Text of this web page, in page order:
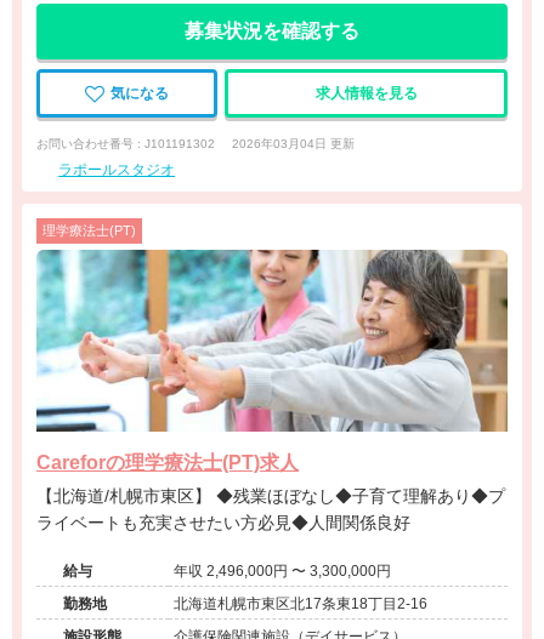
募集状況を確認する
気になる 求人情報を見る
お問い合わせ番号 : J101191302 2026年03月04日 更新
ラポールスタジオ
理学療法士(PT)
Careforの理学療法士(PT)求人
【北海道/札幌市東区】 ◆残業ほぼなし◆子育て理解あり◆プ
ライベートも充実させたい方必見◆人間関係良好
給与
年収 2,496,000円 〜 3,300,000円
勤務地
北海道札幌市東区北17条東18丁目2-16